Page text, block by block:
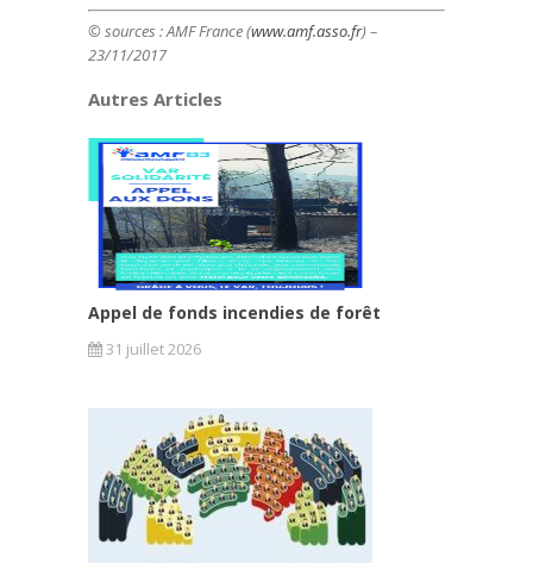
© sources :AMF France (www.amf.asso.fr) –
23/11/2017
Autres Articles
Appel de fonds incendies de forêt
31 juillet 2026